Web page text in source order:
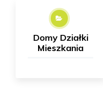
Domy Działki
Mieszkania